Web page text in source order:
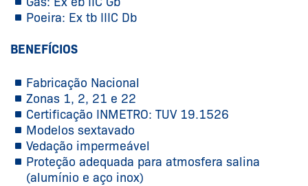
Poeira: Ex tb IIIC Db
BENEFÍCIOS
Fabricação Nacional
Zonas 1, 2, 21 e 22
Certificação INMETRO: TUV 19.1526
Modelos sextavado
Vedação impermeável
Proteção adequada para atmosfera salina
(alumínio e aço inox)